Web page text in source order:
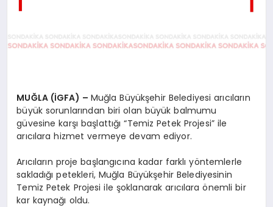
TEKNOLOJI
MUĞLA (İGFA) – Muğla Büyükşehir Belediyesi arıcıların
büyük sorunlarından biri olan büyük balmumu
güvesine karşı başlattığı “Temiz Petek Projesi” ile
arıcılara hizmet vermeye devam ediyor.
Arıcıların proje başlangıcına kadar farklı yöntemlerle
sakladığı petekleri, Muğla Büyükşehir Belediyesinin
Temiz Petek Projesi ile şoklanarak arıcılara önemli bir
kar kaynağı oldu.